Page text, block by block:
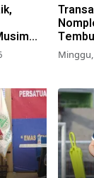
57,2